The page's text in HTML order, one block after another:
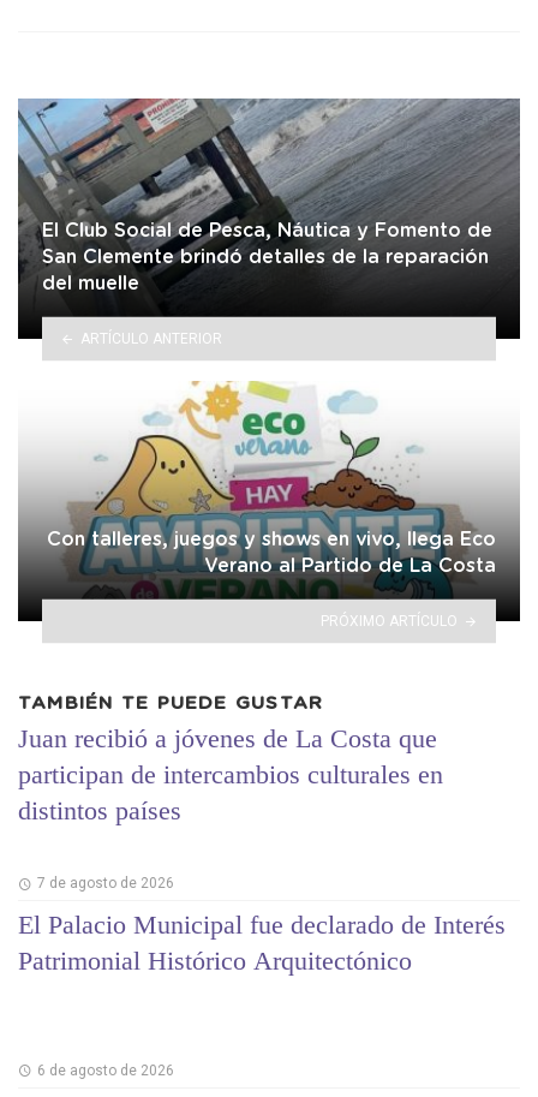
El Club Social de Pesca, Náutica y Fomento de
San Clemente brindó detalles de la reparación
del muelle
ARTÍCULO ANTERIOR
Con talleres, juegos y shows en vivo, llega Eco
Verano al Partido de La Costa
PRÓXIMO ARTÍCULO
TAMBIÉN TE PUEDE GUSTAR
Juan recibió a jóvenes de La Costa que
participan de intercambios culturales en
distintos países
7 de agosto de 2026
El Palacio Municipal fue declarado de Interés
Patrimonial Histórico Arquitectónico
6 de agosto de 2026